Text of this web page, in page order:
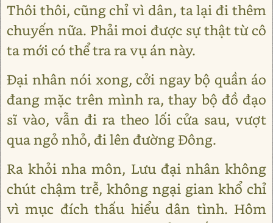
Thôi thôi, cũng chỉ vì dân, ta lại đi thêm
chuyến nữa. Phải moi được sự thật từ cô
ta mới có thể tra ra vụ án này.
Đại nhân nói xong, cởi ngay bộ quần áo
đang mặc trên mình ra, thay bộ đồ đạo
sĩ vào, vẫn đi ra theo lối cửa sau, vượt
qua ngỏ nhỏ, đi lên đường Đông.
Ra khỏi nha môn, Lưu đại nhân không
chút chậm trễ, không ngại gian khổ chỉ
vì mục đích thấu hiểu dân tình. Hôm